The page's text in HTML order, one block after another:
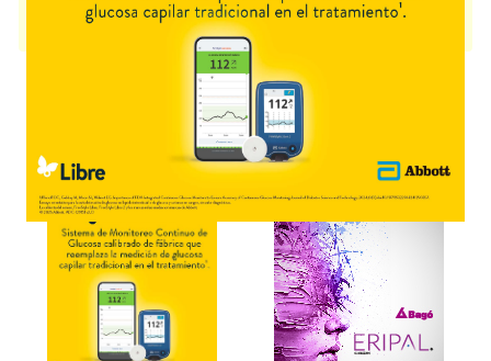
Otros productos con proteínas+grasas+carbohid.+asoc.
Fresenius Kabi